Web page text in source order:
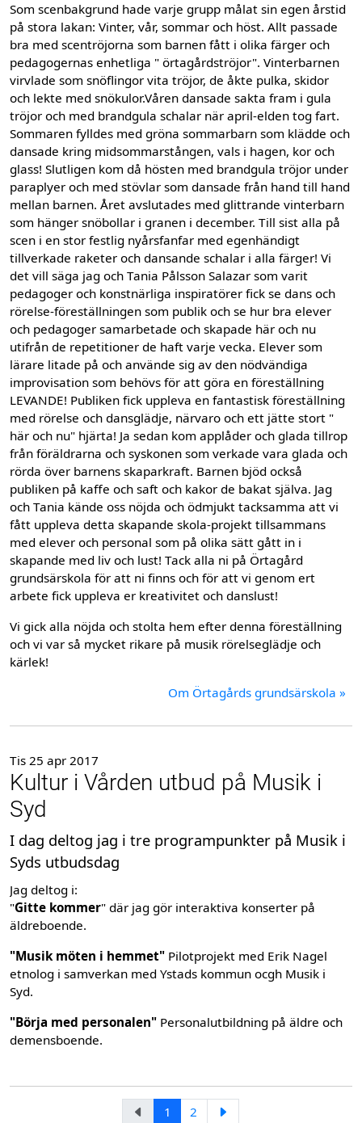
Som scenbakgrund hade varje grupp målat sin egen årstid
på stora lakan: Vinter, vår, sommar och höst. Allt passade
bra med scentröjorna som barnen fått i olika färger och
pedagogernas enhetliga " örtagårdströjor". Vinterbarnen
virvlade som snöflingor vita tröjor, de åkte pulka, skidor
och lekte med snökulor.Våren dansade sakta fram i gula
tröjor och med brandgula schalar när april-elden tog fart.
Sommaren fylldes med gröna sommarbarn som klädde och
dansade kring midsommarstången, vals i hagen, kor och
glass! Slutligen kom då hösten med brandgula tröjor under
paraplyer och med stövlar som dansade från hand till hand
mellan barnen. Året avslutades med glittrande vinterbarn
som hänger snöbollar i granen i december. Till sist alla på
scen i en stor festlig nyårsfanfar med egenhändigt
tillverkade raketer och dansande schalar i alla färger! Vi
det vill säga jag och Tania Pålsson Salazar som varit
pedagoger och konstnärliga inspiratörer fick se dans och
rörelse-föreställningen som publik och se hur bra elever
och pedagoger samarbetade och skapade här och nu
utifrån de repetitioner de haft varje vecka. Elever som
lärare litade på och använde sig av den nödvändiga
improvisation som behövs för att göra en föreställning
LEVANDE! Publiken fick uppleva en fantastisk föreställning
med rörelse och dansglädje, närvaro och ett jätte stort "
här och nu" hjärta! Ja sedan kom applåder och glada tillrop
från föräldrarna och syskonen som verkade vara glada och
rörda över barnens skaparkraft. Barnen bjöd också
publiken på kaffe och saft och kakor de bakat själva. Jag
och Tania kände oss nöjda och ödmjukt tacksamma att vi
fått uppleva detta skapande skola-projekt tillsammans
med elever och personal som på olika sätt gått in i
skapande med liv och lust! Tack alla ni på Örtagård
grundsärskola för att ni finns och för att vi genom ert
arbete fick uppleva er kreativitet och danslust!
Vi gick alla nöjda och stolta hem efter denna föreställning
och vi var så mycket rikare på musik rörelseglädje och
kärlek!
Om Örtagårds grundsärskola »
Tis 25 apr 2017
Kultur i Vården utbud på Musik i
Syd
I dag deltog jag i tre programpunkter på Musik i
Syds utbudsdag
Jag deltog i:
"Gitte kommer" där jag gör interaktiva konserter på
äldreboende.
"Musik möten i hemmet" Pilotprojekt med Erik Nagel
etnolog i samverkan med Ystads kommun ocgh Musik i
Syd.
"Börja med personalen" Personalutbildning på äldre och
demensboende.
1 2